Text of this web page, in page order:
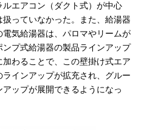
エアコン（ダクト式）が中心
っていなかった。また、給湯器
気給湯器は、パロマやリームが
プ式給湯器の製品ラインアップ
わることで、この壁掛け式エア
インアップが拡充され、グルー
ップが展開できるようになっ